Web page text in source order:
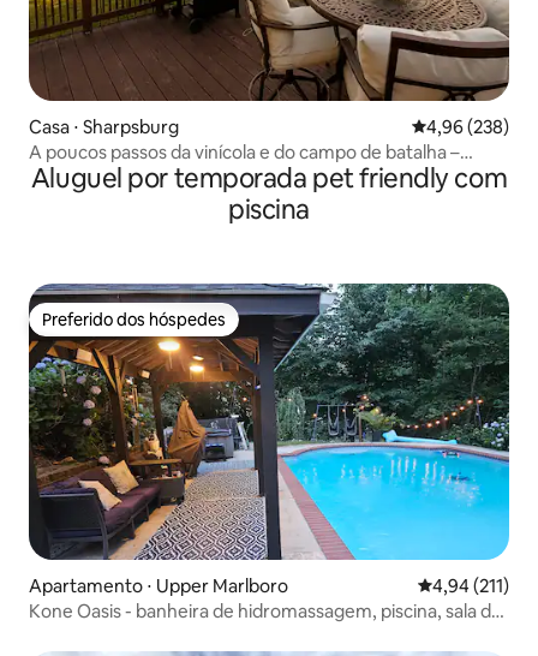
Casa ⋅ Sharpsburg 4,96 de uma
4,96 (238)
A poucos passos da vinícola e do campo de batalha –
retiro de 4.000 m²
Aluguel por temporada pet friendly com
piscina
Preferido dos hóspedes
Preferido dos hóspedes
Apartamento ⋅ Upper Marlboro 4,94 de uma
4,94 (211)
Kone Oasis - banheira de hidromassagem, piscina, sala de